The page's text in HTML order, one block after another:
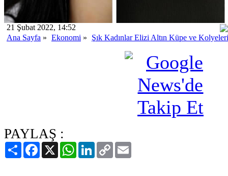
21 Şubat 2022, 14:52
Ana Sayfa » Ekonomi » Şık Kadınlar Elizi Altın Küpe ve
PAYLAŞ :
PaylaşFacebook
X WhatsAppLinkedIn
Copy
Link